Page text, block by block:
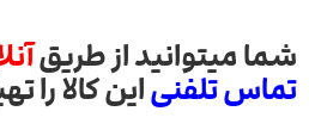
شما میتوانید از طریق
تماس تلفنیاین کالا را